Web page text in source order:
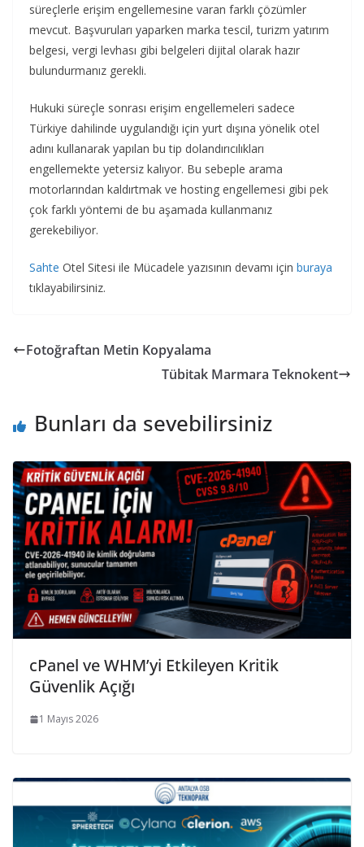
süreçlerle erişim engellemesine varan farklı çözümler
mevcut. Başvuruları yaparken marka tescil, turizm yatırım
belgesi, vergi levhası gibi belgeleri dijital olarak hazır
bulundurmanız gerekli.
Hukuki süreçle sonrası erişim engellemeleri sadece
Türkiye dahilinde uygulandığı için yurt dışına yönelik otel
adını kullanarak yapılan bu tip dolandırıcılıkları
engellemekte yetersiz kalıyor. Bu sebeple arama
motorlarından kaldırtmak ve hosting engellemesi gibi pek
çok farklı yöntemi de bu aşamada kullanmanız
gerekebiliyor.
Sahte Otel Sitesi ile Mücadele yazısının devamı için buraya
tıklayabilirsiniz.
Fotoğraftan Metin Kopyalama
Tübitak Marmara Teknokent
Bunları da sevebilirsiniz
cPanel ve WHM’yi Etkileyen Kritik
Güvenlik Açığı
1 Mayıs 2026